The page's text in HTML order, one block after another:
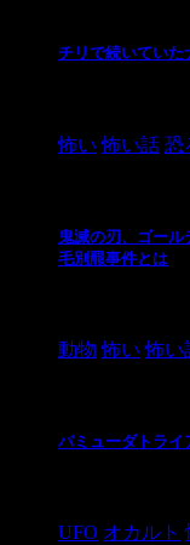
チリで続いていた
怖い 怖い話 恐
鬼滅の刃、ゴー
毛別羆事件とは
動物 怖い 怖い
バミューダトライ
UFO オカルト